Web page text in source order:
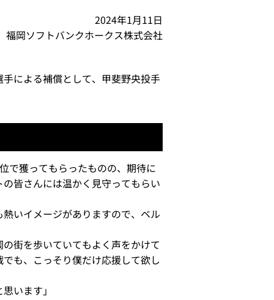
2024年1月11日
福岡ソフトバンクホークス株式会社
による補償として、甲斐野央投手
で獲ってもらったものの、期待に
皆さんには温かく見守ってもらい
いイメージがありますので、ベル
街を歩いていてもよく声をかけて
も、こっそり僕だけ応援して欲し
います」